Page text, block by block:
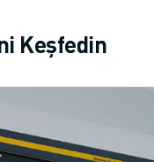
Keşfedin